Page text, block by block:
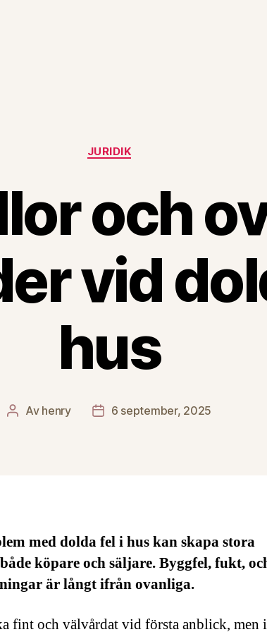
Kategorier
JURIDIK
och
vid
hus
Inläggsförfattare
Av henry Inläggsdatum
6 september, 2025
med dolda fel i hus kan skapa stora
köpare och säljare. Byggfel, fukt,
är långt ifrån ovanliga.
fint och välvårdat vid första anblick, men